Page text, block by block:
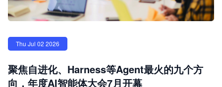
Thu Jul 02 2026
聚焦自进化、Harness等Agent最火的九个方
向，年度AI智能体大会7月开幕